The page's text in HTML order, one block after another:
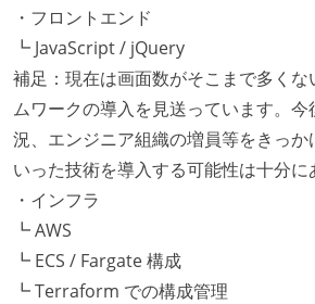
・フロントエンド
┗ JavaScript / jQuery
補足：現在は画面数がそこまで多く
ムワークの導入を見送っています。
況、エンジニア組織の増員等をきっか
いった技術を導入する可能性は十分に
・インフラ
┗ AWS
┗ ECS / Fargate 構成
┗ Terraform での構成管理